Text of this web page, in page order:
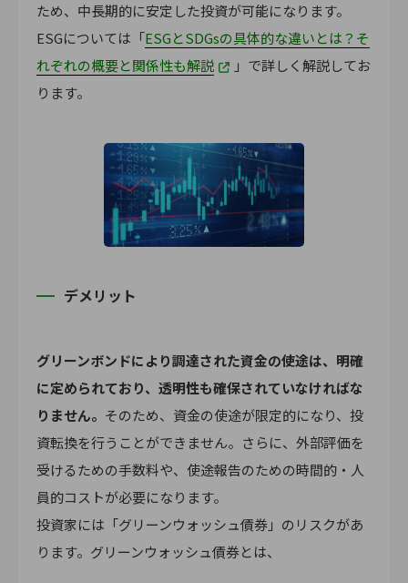
ため、中長期的に安定した投資が可能になります。
ESGについては「ESGとSDGsの具体的な違いとは？そ
れぞれの概要と関係性も解説
」で詳しく解説してお
ります。
デメリット
グリーンボンドにより調達された資金の使途は、明確
に定められており、透明性も確保されていなければな
りません。 そのため、資金の使途が限定的になり、投
資転換を行うことができません。さらに、外部評価を
受けるための手数料や、使途報告のための時間的・人
員的コストが必要になります。
投資家には「グリーンウォッシュ債券」のリスクがあ
ります。グリーンウォッシュ債券とは、